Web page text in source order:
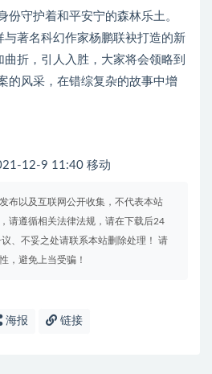
份守护着和平安宁的森林乐土。
与著名科幻作家杨鹏联袂打造的新
曲折，引人入胜，大家将会领略到
的风采，在错综复杂的故事中增
12-9 11:40 移动
布以及互联网公开收集，不代表本站
请遵循相关法律法规，请在下载后24
、不妥之处请联系本站删除处理！ 请
，避免上当受骗！
海报 链接